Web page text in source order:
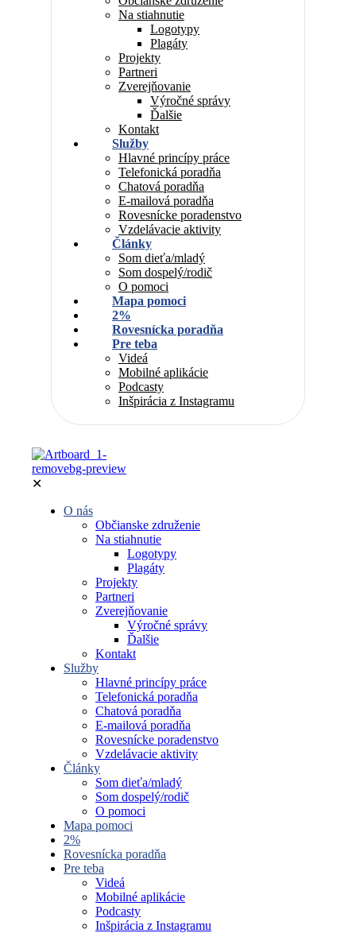
Na stiahnutie
Logotypy
Plagáty
Projekty
Partneri
Zverejňovanie
Výročné správy
Ďalšie
Kontakt
Služby
Hlavné princípy práce
Telefonická poradňa
Chatová poradňa
E-mailová poradňa
Rovesnícke poradenstvo
Vzdelávacie aktivity
Články
Som dieťa/mladý
Som dospelý/rodič
O pomoci
Mapa pomoci
2%
Rovesnícka poradňa
Pre teba
Videá
Mobilné aplikácie
Podcasty
Inšpirácia z Instagramu
✕
O nás
Občianske združenie
Na stiahnutie
Logotypy
Plagáty
Projekty
Partneri
Zverejňovanie
Výročné správy
Ďalšie
Kontakt
Služby
Hlavné princípy práce
Telefonická poradňa
Chatová poradňa
E-mailová poradňa
Rovesnícke poradenstvo
Vzdelávacie aktivity
Články
Som dieťa/mladý
Som dospelý/rodič
O pomoci
Mapa pomoci
2%
Rovesnícka poradňa
Pre teba
Videá
Mobilné aplikácie
Podcasty
Inšpirácia z Instagramu